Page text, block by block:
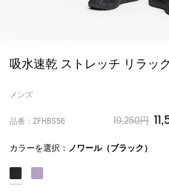
吸水速乾 ストレッチ リラッ
メンズ
品番：ZFHBS56 19,250円
カラーを選択： ノワール（ブラック）